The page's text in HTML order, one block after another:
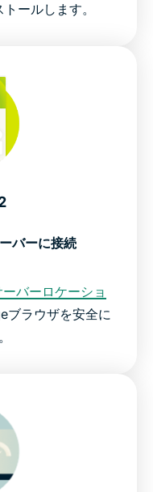
ールします。
バーに接続
バーロケーショ
ブラウザを安全に